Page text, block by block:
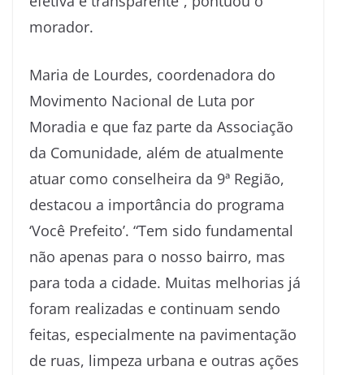
morador.
Maria de Lourdes, coordenadora do
Movimento Nacional de Luta por
Moradia e que faz parte da Associação
da Comunidade, além de atualmente
atuar como conselheira da 9ª Região,
destacou a importância do programa
‘Você Prefeito’. “Tem sido fundamental
não apenas para o nosso bairro, mas
para toda a cidade. Muitas melhorias já
foram realizadas e continuam sendo
feitas, especialmente na pavimentação
de ruas, limpeza urbana e outras ações